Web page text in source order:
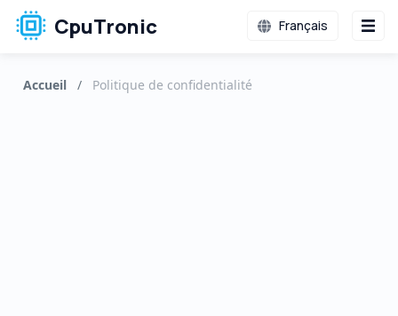
CpuTronic Français
Accueil / Politique de confidentialité